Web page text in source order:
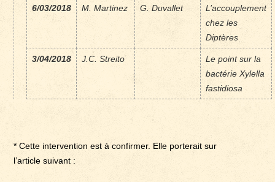
6/03/2018 M. Martinez G. Duvallet
L’accouplement
chez les
Diptères
3/04/2018 J.C. Streito
Le point sur la
bactérie Xylella
fastidiosa
* Cette intervention est à confirmer. Elle porterait sur
l’article suivant :